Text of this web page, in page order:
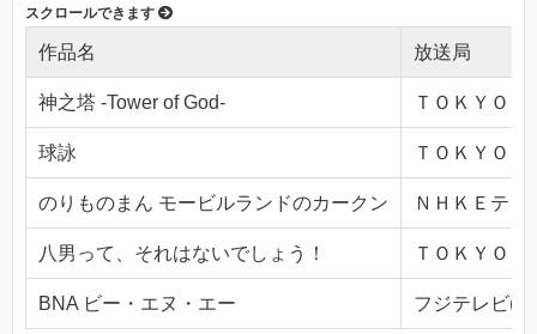
作品名 放送局
神之塔 -Tower of God- ＴＯＫＹＯ
球詠 ＴＯＫＹＯ
のりものまん モービルランドのカークン ＮＨＫＥテレ
八男って、それはないでしょう！ ＴＯＫＹＯ
BNA ビー・エヌ・エー フジテレビ